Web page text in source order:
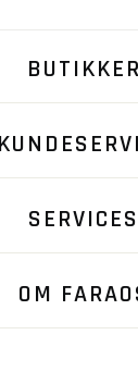
BUTIKKER
SERVICES
OM